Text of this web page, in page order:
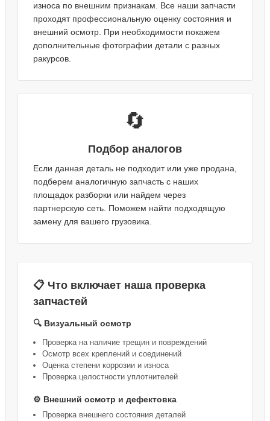
износа по внешним признакам. Все наши запчасти
проходят профессиональную оценку состояния и
внешний осмотр. При необходимости покажем
дополнительные фотографии детали с разных
ракурсов.
🔄
Подбор аналогов
Если данная деталь не подходит или уже продана,
подберем аналогичную запчасть с наших
площадок разборки или найдем через
партнерскую сеть. Поможем найти подходящую
замену для вашего грузовика.
📋 Что включает наша проверка
запчастей
🔍 Визуальный осмотр
Проверка на наличие трещин и повреждений
Осмотр всех креплений и соединений
Оценка степени коррозии и износа
Проверка целостности уплотнителей
⚙️ Внешний осмотр и дефектовка
Проверка внешнего состояния деталей